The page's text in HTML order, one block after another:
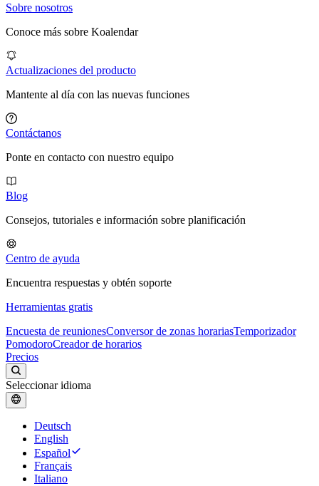
Sobre nosotros
Conoce más sobre Koalendar
Actualizaciones del producto
Mantente al día con las nuevas funciones
Contáctanos
Ponte en contacto con nuestro equipo
Blog
Consejos, tutoriales e información sobre planificación
Centro de ayuda
Encuentra respuestas y obtén soporte
Herramientas gratis
Encuesta de reunionesConversor de zonas horariasTemporizador
PomodoroCreador de horarios
Precios
Seleccionar idioma
Deutsch
English
Español
Français
Italiano